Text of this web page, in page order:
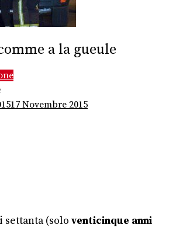
a la gueule
17 Novembre 2015
settanta (soloventicinque anni